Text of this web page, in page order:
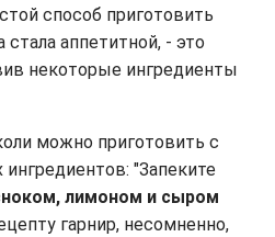
способ приготовить
аппетитной, - это
некоторые ингредиенты
можно приготовить с
"Запеките
лимоном и сыром
гарнир, несомненно,